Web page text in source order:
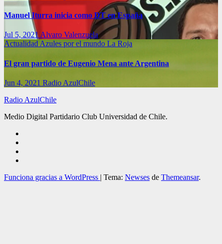
Manuel Iturra inicia como DT en España
Jul 5, 2021 Alvaro Valenzuela
Actualidad Azules por el mundo La Roja
El gran partido de Eugenio Mena ante Argentina
Jun 4, 2021 Radio AzulChile
Radio AzulChile
Medio Digital Partidario Club Universidad de Chile.
Funciona gracias a WordPress | Tema: Newses de Themeansar.